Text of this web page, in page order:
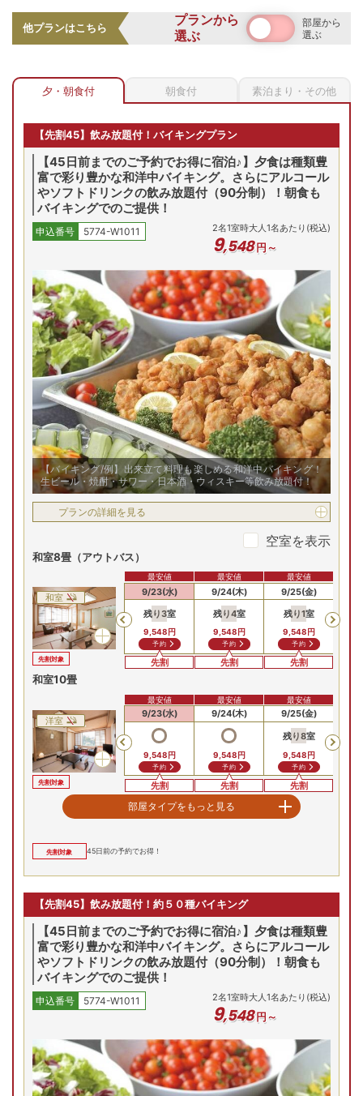
開湯二千年の歴史を持つ飯坂温泉を、摺上川に面した大浴場
ご宿泊者様は貸切風呂も無料でご利用いただけます。(当日要
予約)
和室から半露天風呂付客室までご案内
全客室禁煙、和の落ち着いた雰囲気の客室をご用意。特別な
記念日には、半露天風呂付和ベッドルームも人気。摺上川に
面した客室からは四季折々の景色を楽しめます。(和室の眺望
指定不可)
和室10畳/一例。布団は事前
に敷かせていただきます（全
お部屋の詳細を見る
10,098
Previous
8/8(土)
残り
6室
16,698円
予約
8/9(日)
残り 3室
16,698
8/10(月)
残り
予約
8/11(火)
問合せ
プランの詳細を見る
空室を表示
和洋室
【半露天風呂付】和ベットル
ーム/一例
【お部屋タイプ】
お部屋の詳細を見る
【半露天風呂付】和ベッ
トルーム
申込番号 5774-W1011 2名1室時大人1名あたり(税込)
17,798円～
Previous
残り 室
予約
24,398円
問合せ
8/11(火)
24,398円
問合せ
プランの詳細を見る
和洋室
半露天風呂/例 弱アルカリ性
単純温泉で飯坂を流れる摺上
【お部屋タイプ】
お部屋の詳細を見る
【半露天風呂付】和ベッ
トルーム（2間）
2名1室時大人1名あたり(税込)
Previous
残り 1室
24,398円
予約
24,398円
問合せ
24,398円
問合せ
プランの詳細を見る
他プランはこちら
プランから
選ぶ
部屋から
選ぶ
夕・朝食付 朝食付 素泊まり・その他
【先割45】飲み放題付！バイキングプラン
【45日前までのご予約でお得に宿泊♪】夕食は種類豊
富で彩り豊かな和洋中バイキング。さらにアルコール
やソフトドリンクの飲み放題付（90分制）！朝食も
バイキングでのご提供！
申込番号 5774-W1011 2名1室時大人1名あたり(税込)
9,548円～
【バイキング/例】出来立て料理も楽しめる和洋中バイキング！
生ビール・焼酎・サワー・日本酒・ウィスキー等飲み放題付！
プランの詳細を見る
空室を表示
和室8畳（アウトバス）
和室
先割対象
Previous
9/21(月) 9/22(火)
9/23(水)
残り3室
9,548 円
予約
先割
最安値
9/24(木)
残り4室
9,548 円
予約
先割
最安値
9/25(金)
残り1室
9,548 円
予約
先割
最安値
和室10畳
洋室
先割対象
Previous
9/21(月) 9/22(火) 9/23(水)
9,548 円
予約
先割
最安値
9/24(木)
9,548 円
予約
先割
最安値
9/25(金)
残り8室
9,548 円
予約
先割
最安値
【半露天風呂付】和ベットルーム
和洋室
先割対象
17,248円
先割
17,248円
先割
17,248円
【半露天風呂付】和ベットルーム（2間）
和洋室
Previous
9/22(火)
9/23(水)
残り 1室
最安値
9/24(木)
18,348円
予約
最安値
9/25(金)
18,348円
最安値
部屋タイプをもっと見る
先割対象 45日前の予約でお得！
【先割45】飲み放題付！約５０種バイキング
【45日前までのご予約でお得に宿泊♪】夕食は種類豊
富で彩り豊かな和洋中バイキング。さらにアルコール
やソフトドリンクの飲み放題付（90分制）！朝食も
バイキングでのご提供！
申込番号 5774-W1011 2名1室時大人1名あたり(税込)
9,548円～